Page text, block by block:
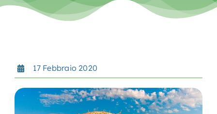
Contatti
17 Febbraio 2020